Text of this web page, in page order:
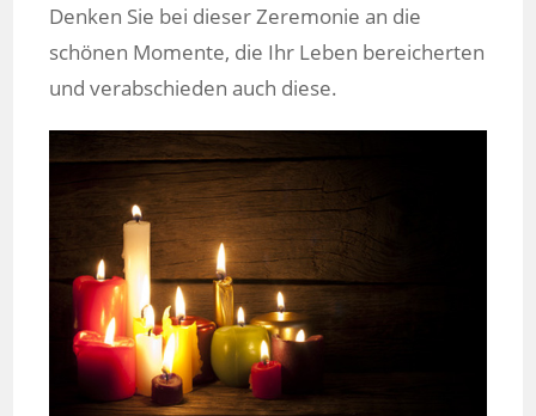
Denken Sie bei dieser Zeremonie an die
schönen Momente, die Ihr Leben bereicherten
und verabschieden auch diese.